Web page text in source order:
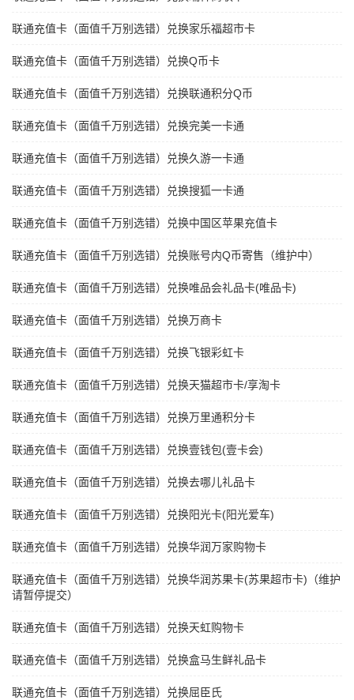
联通充值卡（面值千万别选错）兑换家乐福超市卡
联通充值卡（面值千万别选错）兑换Q币卡
联通充值卡（面值千万别选错）兑换联通积分Q币
联通充值卡（面值千万别选错）兑换完美一卡通
联通充值卡（面值千万别选错）兑换久游一卡通
联通充值卡（面值千万别选错）兑换搜狐一卡通
联通充值卡（面值千万别选错）兑换中国区苹果充值卡
联通充值卡（面值千万别选错）兑换账号内Q币寄售（维护中）
联通充值卡（面值千万别选错）兑换唯品会礼品卡(唯品卡)
联通充值卡（面值千万别选错）兑换万商卡
联通充值卡（面值千万别选错）兑换飞银彩虹卡
联通充值卡（面值千万别选错）兑换天猫超市卡/享淘卡
联通充值卡（面值千万别选错）兑换万里通积分卡
联通充值卡（面值千万别选错）兑换壹钱包(壹卡会)
联通充值卡（面值千万别选错）兑换去哪儿礼品卡
联通充值卡（面值千万别选错）兑换阳光卡(阳光爱车)
联通充值卡（面值千万别选错）兑换华润万家购物卡
联通充值卡（面值千万别选错）兑换华润苏果卡(苏果超市卡)（维护
请暂停提交）
联通充值卡（面值千万别选错）兑换天虹购物卡
联通充值卡（面值千万别选错）兑换盒马生鲜礼品卡
联通充值卡（面值千万别选错）兑换屈臣氏